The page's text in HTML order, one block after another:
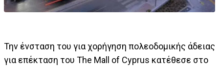
Την ένσταση του για χορήγηση πολεοδομικής άδειας
για επέκταση του The Mall of Cyprus κατέθεσε στο